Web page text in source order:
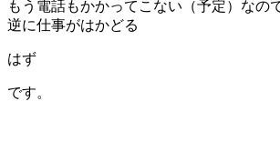
もう電話もかかってこない（予定）なので
逆に仕事がはかどる
はず
です。